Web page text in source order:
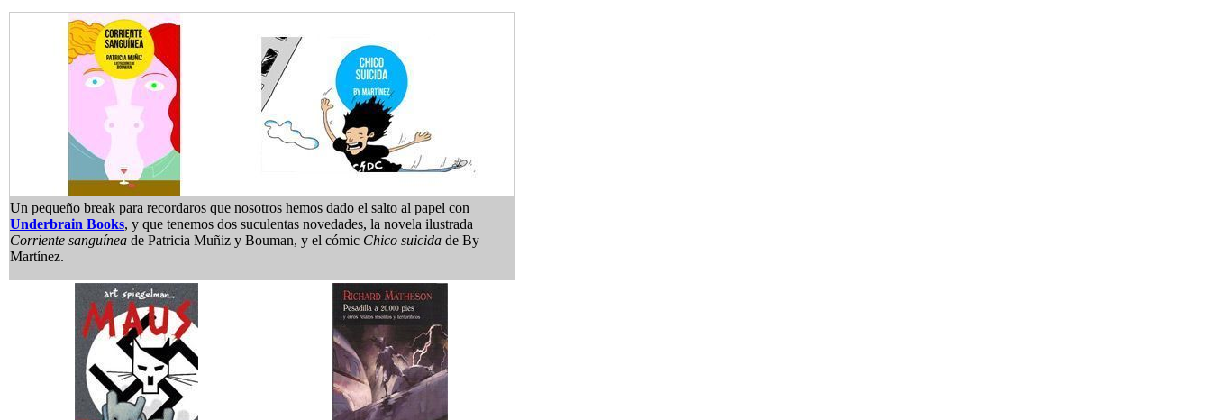
Un pequeño break para recordaros que nosotros hemos dado el salto al papel con
Underbrain Books, y que tenemos dos suculentas novedades, la novela ilustrada
Corriente sanguínea de Patricia Muñiz y Bouman, y el cómic Chico suicida de By
Martínez.